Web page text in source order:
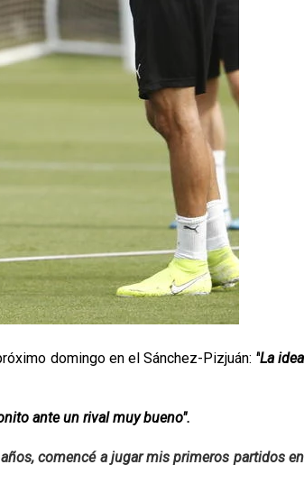
domingo en el Sánchez-Pizjuán: "La idea
ante un rival muy bueno".
comencé a jugar mis primeros partidos en